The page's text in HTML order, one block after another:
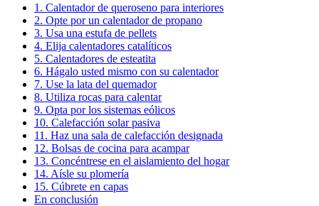
1. Calentador de queroseno para interiores
2. Opte por un calentador de propano
3. Usa una estufa de pellets
4. Elija calentadores catalíticos
5. Calentadores de esteatita
6. Hágalo usted mismo con su calentador
7. Use la lata del quemador
8. Utiliza rocas para calentar
9. Opta por los sistemas eólicos
10. Calefacción solar pasiva
11. Haz una sala de calefacción designada
12. Bolsas de cocina para acampar
13. Concéntrese en el aislamiento del hogar
14. Aísle su plomería
15. Cúbrete en capas
En conclusión